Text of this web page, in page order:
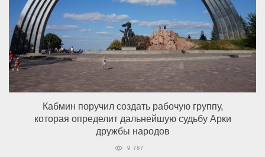
Кабмин поручил создать рабочую группу,
которая определит дальнейшую судьбу Арки
дружбы народов
9 787